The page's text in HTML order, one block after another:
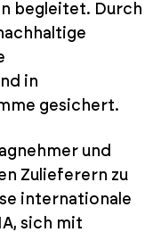
begleitet. Durch
in
gesichert.
und
Zulieferern zu
internationale
sich mit